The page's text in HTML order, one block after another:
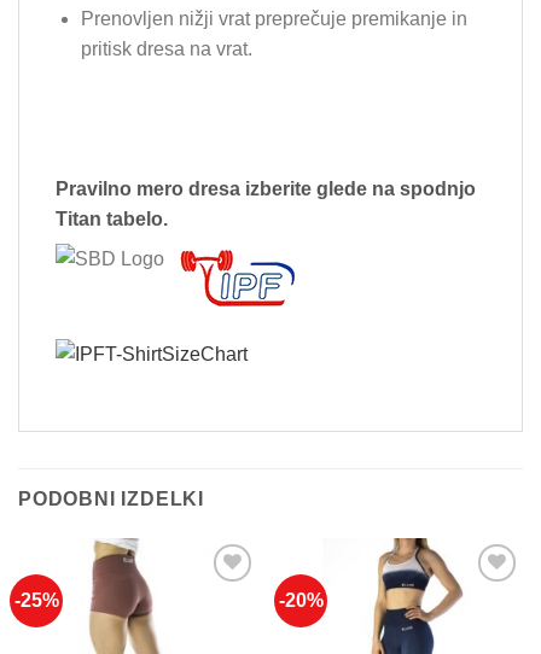
Prenovljen nižji vrat preprečuje premikanje in
pritisk dresa na vrat.
Pravilno mero dresa izberite glede na spodnjo
Titan tabelo.
PODOBNI IZDELKI
-25% -20%